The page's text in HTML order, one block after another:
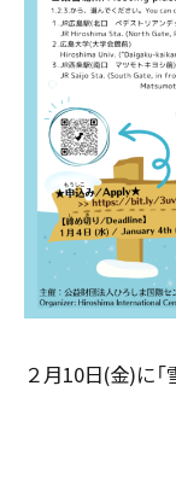
２月10日(金)に